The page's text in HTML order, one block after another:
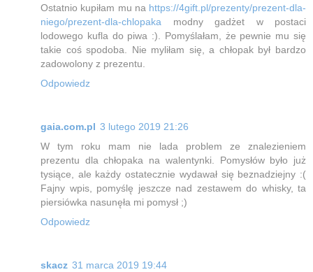
Ostatnio kupiłam mu na https://4gift.pl/prezenty/prezent-dla-
niego/prezent-dla-chlopaka modny gadżet w postaci
lodowego kufla do piwa :). Pomyślałam, że pewnie mu się
takie coś spodoba. Nie myliłam się, a chłopak był bardzo
zadowolony z prezentu.
Odpowiedz
gaia.com.pl 3 lutego 2019 21:26
W tym roku mam nie lada problem ze znalezieniem
prezentu dla chłopaka na walentynki. Pomysłów było już
tysiące, ale każdy ostatecznie wydawał się beznadziejny :(
Fajny wpis, pomyślę jeszcze nad zestawem do whisky, ta
piersiówka nasunęła mi pomysł ;)
Odpowiedz
skacz 31 marca 2019 19:44